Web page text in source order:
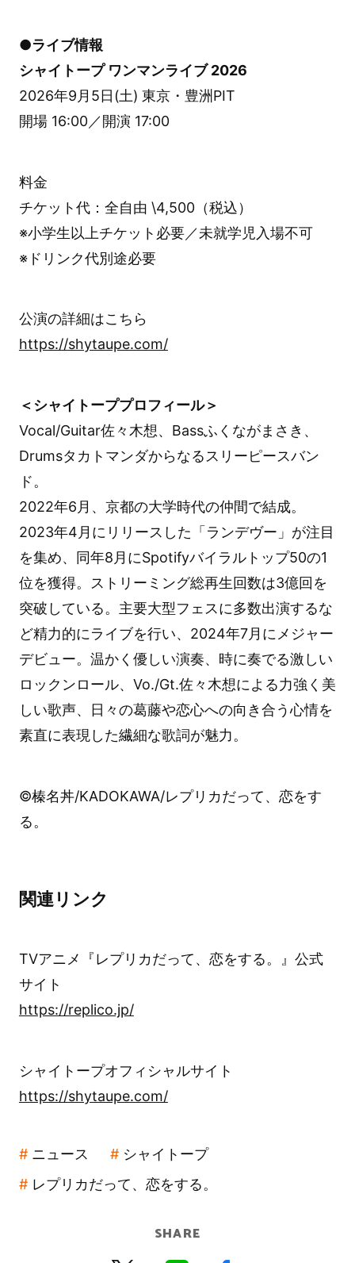
●ライブ情報
シャイトープ ワンマンライブ 2026
2026年9月5日(土) 東京・豊洲PIT
開場 16:00／開演 17:00
料金
チケット代：全自由 \4,500（税込）
※小学生以上チケット必要／未就学児入場不可
※ドリンク代別途必要
公演の詳細はこちら
https://shytaupe.com/
＜シャイトーププロフィール＞
Vocal/Guitar佐々木想、Bassふくながまさき、
Drumsタカトマンダからなるスリーピースバン
ド。
2022年6月、京都の大学時代の仲間で結成。
2023年4月にリリースした「ランデヴー」が注目
を集め、同年8月にSpotifyバイラルトップ50の1
位を獲得。ストリーミング総再生回数は3億回を
突破している。主要大型フェスに多数出演するな
ど精力的にライブを行い、2024年7月にメジャー
デビュー。温かく優しい演奏、時に奏でる激しい
ロックンロール、Vo./Gt.佐々木想による力強く美
しい歌声、日々の葛藤や恋心への向き合う心情を
素直に表現した繊細な歌詞が魅力。
©榛名丼/KADOKAWA/レプリカだって、恋をす
る。
関連リンク
TVアニメ『レプリカだって、恋をする。』公式
サイト
https://replico.jp/
シャイトープオフィシャルサイト
https://shytaupe.com/
ニュース
シャイトープ
レプリカだって、恋をする。
SHARE